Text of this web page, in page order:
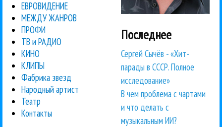
ЕВРОВИДЕНИЕ
МЕЖДУ ЖАНРОВ
ПРОФИ
ТВ и РАДИО
КИНО
КЛИПЫ
Фабрика звезд
Народный артист
Театр
Контакты
Последнее
Сергей Сычёв - «Хит-
парады в СССР. Полное
исследование»
В чем проблема с чартами
и что делать с
музыкальным ИИ?